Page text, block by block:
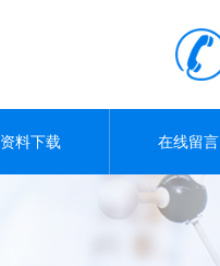
资料下载 在线留言